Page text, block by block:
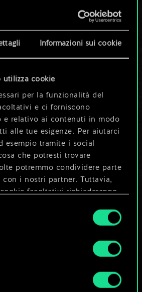
Informazioni sui cookie
utilizza cookie
per la funzionalità del
e ci forniscono
e relativo ai contenuti in modo
alle tue esigenze. Per aiutarci
esempio tramite i social
che potresti trovare
potremmo condividere parte
con i nostri partner. Tuttavia,
facoltativi richiederanno
come utilizziamo i cookie e su
"Impostazioni" qui sotto.
è solo un
di carte
diventare
altro!
al mazzo e crea una
Modifica mazzo
mazzi della community